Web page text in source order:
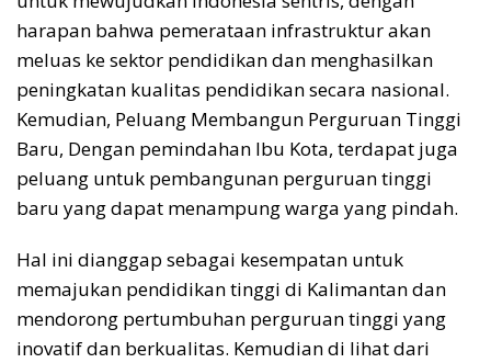
harapan bahwa pemerataan infrastruktur akan
meluas ke sektor pendidikan dan menghasilkan
peningkatan kualitas pendidikan secara nasional.
Kemudian, Peluang Membangun Perguruan Tinggi
Baru, Dengan pemindahan Ibu Kota, terdapat juga
peluang untuk pembangunan perguruan tinggi
baru yang dapat menampung warga yang pindah.
Hal ini dianggap sebagai kesempatan untuk
memajukan pendidikan tinggi di Kalimantan dan
mendorong pertumbuhan perguruan tinggi yang
inovatif dan berkualitas. Kemudian di lihat dari